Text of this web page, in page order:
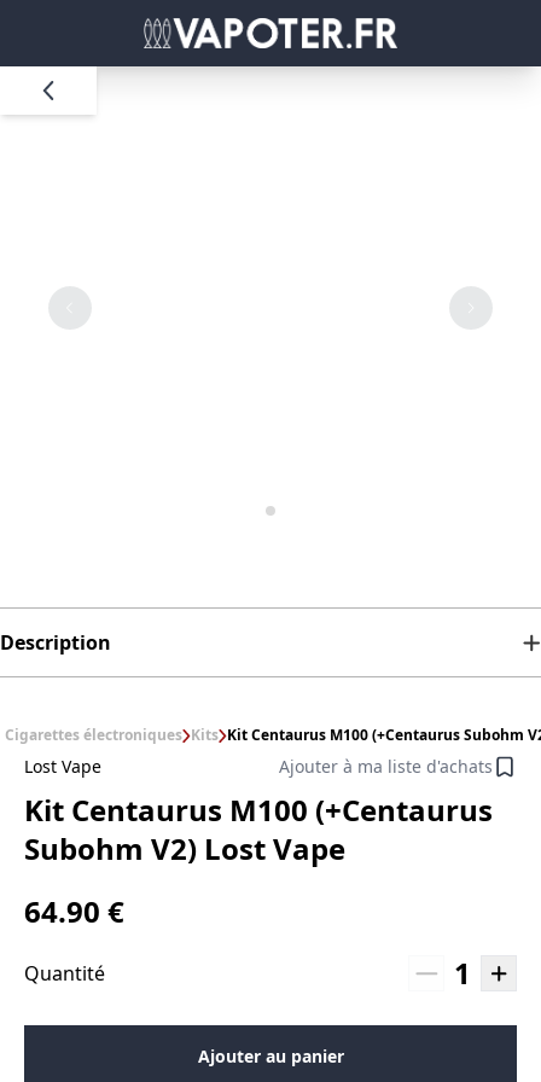
Description
Cigarettes électroniques Kits Kit Centaurus M100 (+Centaurus Subohm
Lost Vape Ajouter à ma liste d'achats
Kit Centaurus M100 (+Centaurus
Subohm V2) Lost Vape
64.90 €
Quantité 1
Ajouter au panier